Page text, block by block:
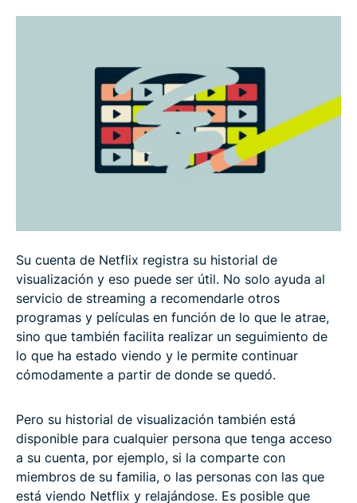
¿Por qué usar una VPN para Netflix?
FAQ: sobre el historial de Netflix
Su cuenta de Netflix registra su historial de
visualización y eso puede ser útil. No solo ayuda al
servicio de streaming a recomendarle otros
programas y películas en función de lo que le atrae,
sino que también facilita realizar un seguimiento de
lo que ha estado viendo y le permite continuar
cómodamente a partir de donde se quedó.
Pero su historial de visualización también está
disponible para cualquier persona que tenga acceso
a su cuenta, por ejemplo, si la comparte con
miembros de su familia, o las personas con las que
está viendo Netflix y relajándose. Es posible que